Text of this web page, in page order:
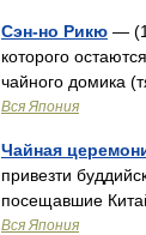
Сэн-но Рикю —
которого
чайного домика
Вся Япония
Чайная
привезти
посещавшие
Вся Япония